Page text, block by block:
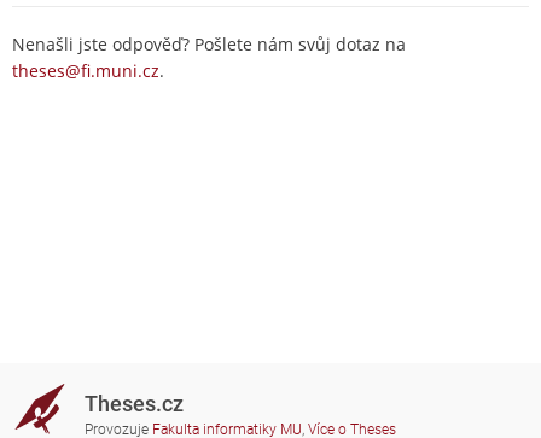
Nenašli jste odpověď? Pošlete nám svůj dotaz na
theses@fi.muni.cz.
Theses.cz
Provozuje Fakulta informatiky MU, Více o Theses